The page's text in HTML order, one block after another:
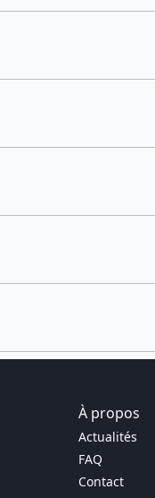
À propos
Actualités
FAQ
Contact